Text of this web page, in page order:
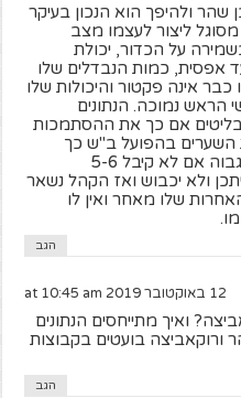
שהר ולהיפך הוא הנכון בעיקר
ליצור לעצמו מצב
על הכדור, יכולת
אפסית, כמות הנבדלים שלו
אינה פקטור והיכולות שלו
הראש נמוכה. הנתונים
אם כך את ההסתמכות
בהפועל ב"ש כך
שלמרות יחס המרה גבוה אם לא קיבל 5-6
ולא יכבוש ואז הקהל נשאר
שלו מאחר ואין לו
הגב
12 באוקטובר 2019 at 10:45 am
ואיך מתייחסים הנתונים
ורוקאביצה בועטים בקבוצות
הגב